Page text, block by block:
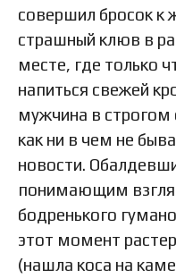
совершил бросок к
страшный клюв в
месте, где только
напиться свежей
мужчина в строгом
как ни в чем не
новости.
понимающим
бодренького
этот момент
(нашла коса на